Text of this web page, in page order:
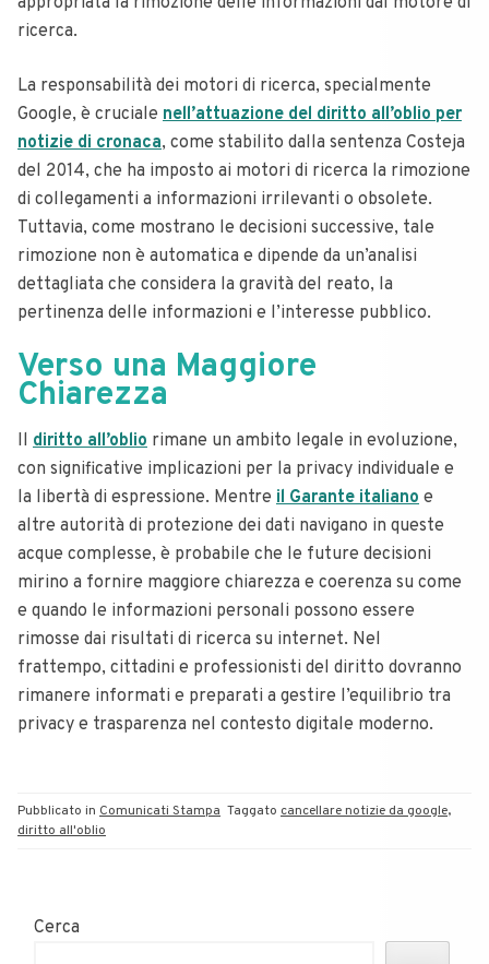
ricerca.
La responsabilità dei motori di ricerca, specialmente
Google, è cruciale nell’attuazione del diritto all’oblio per
notizie di cronaca, come stabilito dalla sentenza Costeja
del 2014, che ha imposto ai motori di ricerca la rimozione
di collegamenti a informazioni irrilevanti o obsolete.
Tuttavia, come mostrano le decisioni successive, tale
rimozione non è automatica e dipende da un’analisi
dettagliata che considera la gravità del reato, la
pertinenza delle informazioni e l’interesse pubblico.
Verso una Maggiore
Chiarezza
Il diritto all’oblio rimane un ambito legale in evoluzione,
con significative implicazioni per la privacy individuale e
la libertà di espressione. Mentre il Garante italiano e
altre autorità di protezione dei dati navigano in queste
acque complesse, è probabile che le future decisioni
mirino a fornire maggiore chiarezza e coerenza su come
e quando le informazioni personali possono essere
rimosse dai risultati di ricerca su internet. Nel
frattempo, cittadini e professionisti del diritto dovranno
rimanere informati e preparati a gestire l’equilibrio tra
privacy e trasparenza nel contesto digitale moderno.
Pubblicato in Comunicati Stampa Taggato cancellare notizie da google,
diritto all'oblio
Cerca